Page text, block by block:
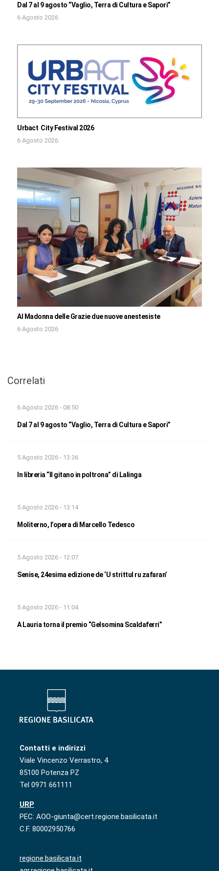
Dal 7 al 9 agosto “Vaglio, Terra di Cultura e Sapori”
6 Agosto 2026
Urbact City Festival 2026
6 Agosto 2026
Al Madonna delle Grazie due nuove anestesiste
6 Agosto 2026
Correlati
6 Agosto 2026 - 08:50
Dal 7 al 9 agosto “Vaglio, Terra di Cultura e Sapori”
5 Agosto 2026 - 13:36
In libreria “Il gitano in poltrona” di Lalinga
5 Agosto 2026 - 13:14
Moliterno, l’opera di Marcello Tedesco
5 Agosto 2026 - 12:07
Senise, 24esima edizione de ‘U strittul ru zafaran’
5 Agosto 2026 - 11:04
A Lauria torna il premio “Gelsomina Scaldaferri”
Contatti e indirizzi
Viale Vincenzo Verrastro, 4
85100 Potenza PZ
Tel 0971 661111
URP
PEC: AOO-giunta@cert.regione.basilicata.it
C.F. 80002950766
regione.basilicata.it